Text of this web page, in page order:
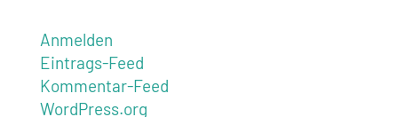
Anmelden
Eintrags-Feed
Kommentar-Feed
WordPress.org